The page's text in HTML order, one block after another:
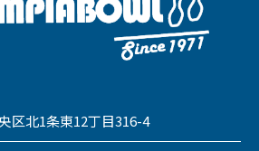
区北1条東12丁目316-4